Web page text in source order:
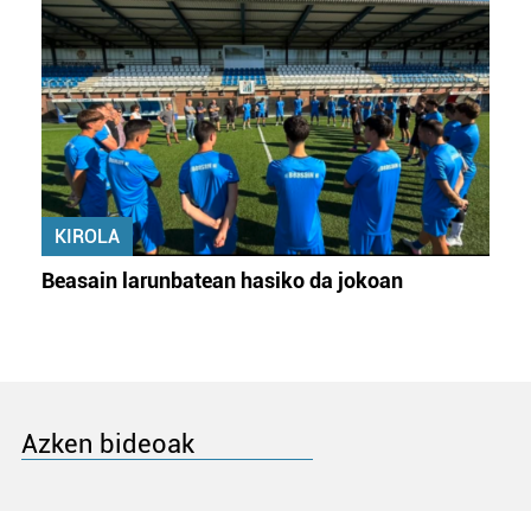
KIROLA
Beasain larunbatean hasiko da jokoan
Azken bideoak